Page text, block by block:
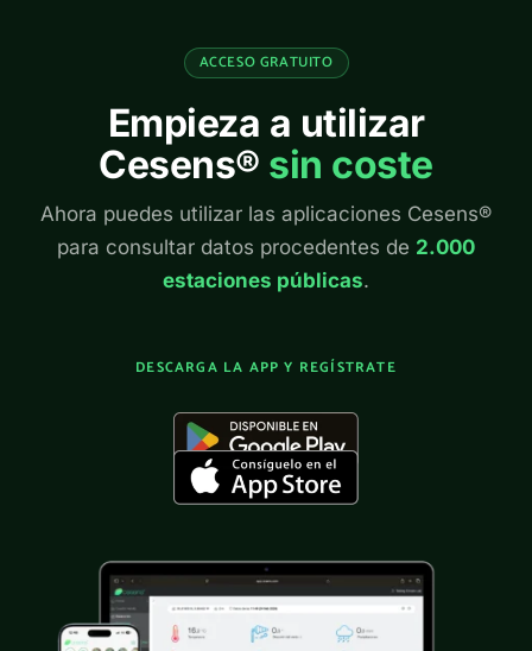
ACCESO GRATUITO
Empieza a utilizar
Cesens® sin coste
Ahora puedes utilizar las aplicaciones Cesens®
para consultar datos procedentes de 2.000
estaciones públicas.
DESCARGA LA APP Y REGÍSTRATE